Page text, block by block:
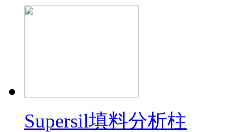
Supersil填料分析柱